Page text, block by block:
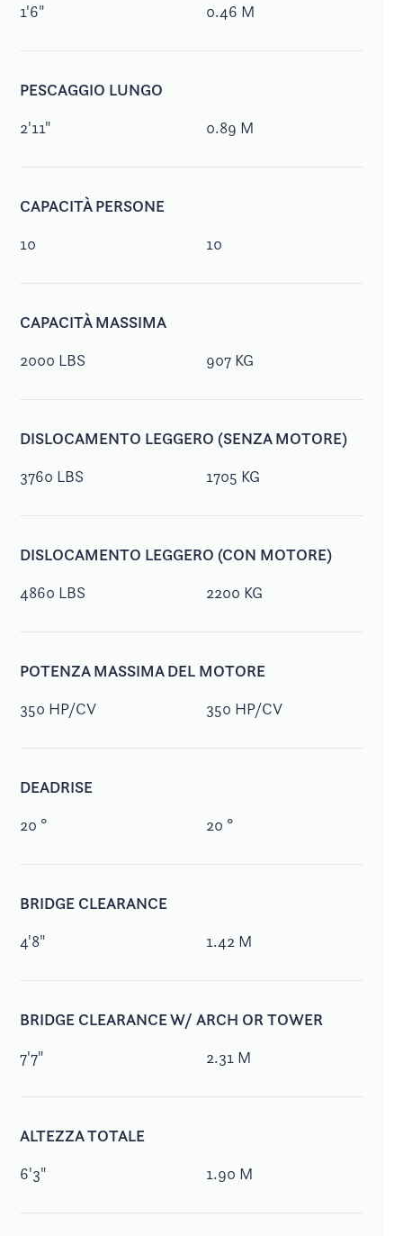
1'6" 0.46 M
PESCAGGIO LUNGO
2'11" 0.89 M
CAPACITÀ PERSONE
10 10
CAPACITÀ MASSIMA
2000 LBS 907 KG
DISLOCAMENTO LEGGERO (SENZA MOTORE)
3760 LBS 1705 KG
DISLOCAMENTO LEGGERO (CON MOTORE)
4860 LBS 2200 KG
POTENZA MASSIMA DEL MOTORE
350 HP/CV 350 HP/CV
DEADRISE
20 ° 20 °
BRIDGE CLEARANCE
4'8" 1.42 M
BRIDGE CLEARANCE W/ ARCH OR TOWER
7'7" 2.31 M
ALTEZZA TOTALE
6'3" 1.90 M